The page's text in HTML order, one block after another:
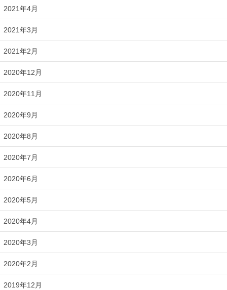
2021年4月
2021年3月
2021年2月
2020年12月
2020年11月
2020年9月
2020年8月
2020年7月
2020年6月
2020年5月
2020年4月
2020年3月
2020年2月
2019年12月